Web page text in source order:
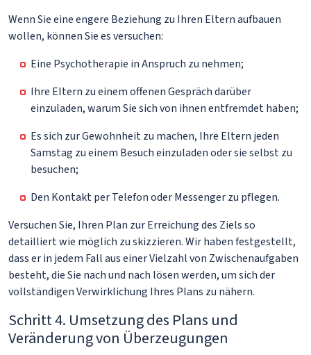
Wenn Sie eine engere Beziehung zu Ihren Eltern aufbauen
wollen, können Sie es versuchen:
Eine Psychotherapie in Anspruch zu nehmen;
Ihre Eltern zu einem offenen Gespräch darüber
einzuladen, warum Sie sich von ihnen entfremdet haben;
Es sich zur Gewohnheit zu machen, Ihre Eltern jeden
Samstag zu einem Besuch einzuladen oder sie selbst zu
besuchen;
Den Kontakt per Telefon oder Messenger zu pflegen.
Versuchen Sie, Ihren Plan zur Erreichung des Ziels so
detailliert wie möglich zu skizzieren. Wir haben festgestellt,
dass er in jedem Fall aus einer Vielzahl von Zwischenaufgaben
besteht, die Sie nach und nach lösen werden, um sich der
vollständigen Verwirklichung Ihres Plans zu nähern.
Schritt 4. Umsetzung des Plans und
Veränderung von Überzeugungen